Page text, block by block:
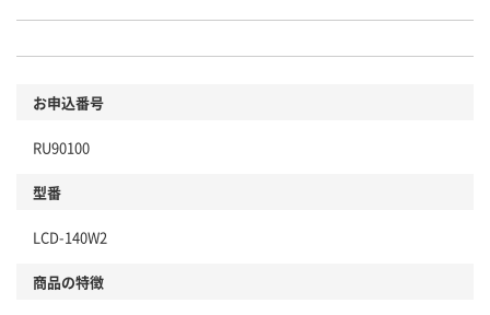
お申込番号
RU90100
型番
LCD-140W2
商品の特徴